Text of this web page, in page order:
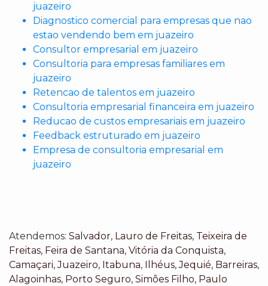
juazeiro
Diagnostico comercial para empresas que nao
estao vendendo bem em juazeiro
Consultor empresarial em juazeiro
Consultoria para empresas familiares em
juazeiro
Retencao de talentos em juazeiro
Consultoria empresarial financeira em juazeiro
Reducao de custos empresariais em juazeiro
Feedback estruturado em juazeiro
Empresa de consultoria empresarial em
juazeiro
Atendemos: Salvador, Lauro de Freitas, Teixeira de
Freitas, Feira de Santana, Vitória da Conquista,
Camaçari,Juazeiro, Itabuna, Ilhéus,Jequié, Barreiras,
Alagoinhas, Porto Seguro, Simões Filho, Paulo